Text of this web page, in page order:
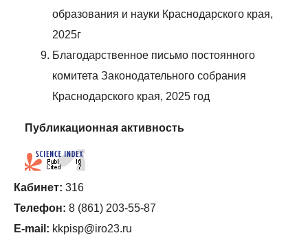
образования и науки Краснодарского края,
2025г
Благодарственное письмо постоянного
комитета Законодательного собрания
Краснодарского края, 2025 год
Публикационная активность
Кабинет: 316
Телефон: 8 (861) 203-55-87
E-mail: kkpisp@iro23.ru